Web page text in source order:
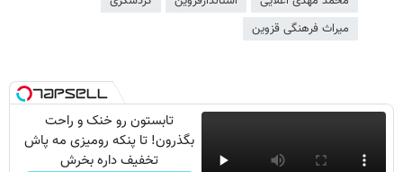
میراث فرهنگی قزوین
تابستون رو خنک و راحت
بگذرون! تا پنکه رومیزی مه پاش
تخفیف داره بخرش